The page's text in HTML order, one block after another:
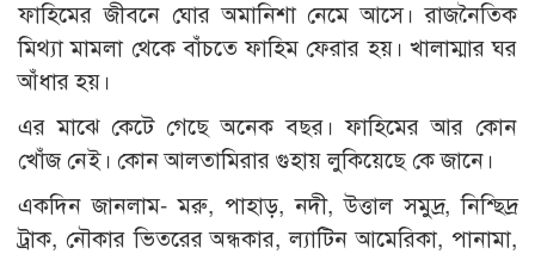
ফাহিমের জীবনে ঘোর অমানিশা নেমে আসে। রাজনৈতিক
মিথ্যা মামলা থেকে বাঁচতে ফাহিম ফেরার হয়। খালাম্মার ঘর
আঁধার হয়।
এর মাঝে কেটে গেছে অনেক বছর। ফাহিমের আর কোন
খোঁজ নেই। কোন আলতামিরার গুহায় লুকিয়েছে কে জানে।
একদিন জানলাম- মরু, পাহাড়, নদী, উত্তাল সমুদ্র, নিশ্ছিদ্র
ট্রাক, নৌকার ভিতরের অন্ধকার, ল্যাটিন আমেরিকা, পানামা,